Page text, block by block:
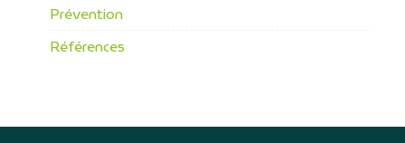
Prévention
Références